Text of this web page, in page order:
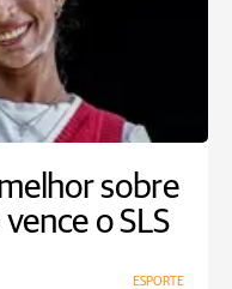
sobre
o SLS
ESPORTE